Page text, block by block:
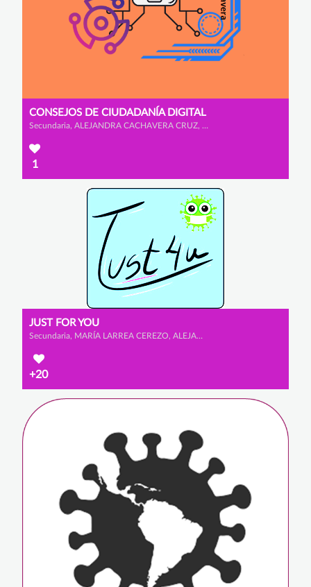
CONSEJOS DE CIUDADANÍA DIGITAL
Secundaria, ALEJANDRA CACHAVERA CRUZ, ALEJANDRA NIETO ALCAIDE y CARLOS GARCÍA ALONSO
1
JUST FOR YOU
Secundaria, MARÍA LARREA CEREZO, ALEJANDRO ESCRIBANO GONZÁLEZ y ELDA MARTÍNEZ GONZÁLEZ
+20